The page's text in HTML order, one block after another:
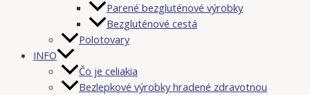
Parené bezgluténové výrobky
Bezgluténové cestá
Polotovary
INFO
Čo je celiakia
Bezlepkové výrobky hradené zdravotnou